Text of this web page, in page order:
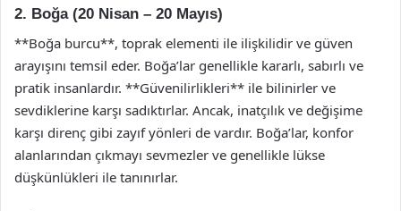
2. Boğa (20 Nisan – 20 Mayıs)
**Boğa burcu**, toprak elementi ile ilişkilidir ve güven
arayışını temsil eder. Boğa’lar genellikle kararlı, sabırlı ve
pratik insanlardır. **Güvenilirlikleri** ile bilinirler ve
sevdiklerine karşı sadıktırlar. Ancak, inatçılık ve değişime
karşı direnç gibi zayıf yönleri de vardır. Boğa’lar, konfor
alanlarından çıkmayı sevmezler ve genellikle lükse
düşkünlükleri ile tanınırlar.